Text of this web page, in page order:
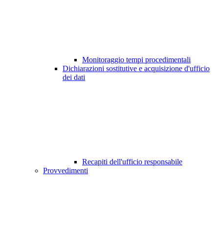
Monitoraggio tempi procedimentali
Dichiarazioni sostitutive e acquisizione d'ufficio
dei dati
Recapiti dell'ufficio responsabile
Provvedimenti